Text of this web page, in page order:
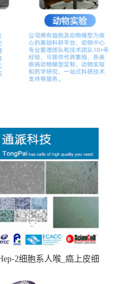
2细胞系人喉_癌上皮细